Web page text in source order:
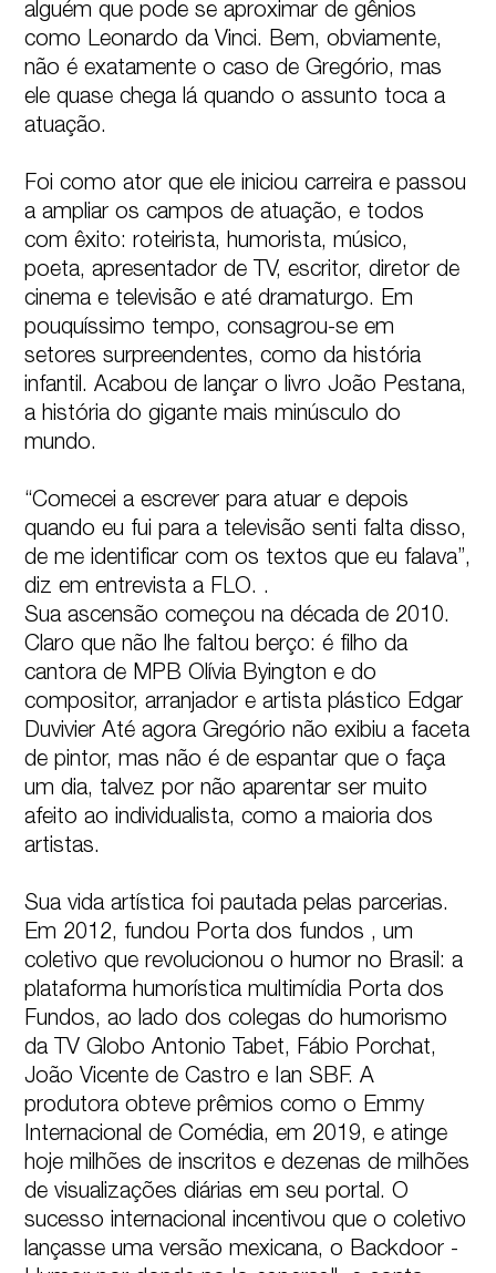
alguém que pode se aproximar de gênios
como Leonardo da Vinci. Bem, obviamente,
não é exatamente o caso de Gregório, mas
ele quase chega lá quando o assunto toca a
atuação.
Foi como ator que ele iniciou carreira e passou
a ampliar os campos de atuação, e todos
com êxito: roteirista, humorista, músico,
poeta, apresentador de TV, escritor, diretor de
cinema e televisão e até dramaturgo. Em
pouquíssimo tempo, consagrou-se em
setores surpreendentes, como da história
infantil. Acabou de lançar o livro João Pestana,
a história do gigante mais minúsculo do
mundo.
“Comecei a escrever para atuar e depois
quando eu fui para a televisão senti falta disso,
de me identificar com os textos que eu falava”,
diz em entrevista a FLO. .
Sua ascensão começou na década de 2010.
Claro que não lhe faltou berço: é filho da
cantora de MPB Olívia Byington e do
compositor, arranjador e artista plástico Edgar
Duvivier Até agora Gregório não exibiu a faceta
de pintor, mas não é de espantar que o faça
um dia, talvez por não aparentar ser muito
afeito ao individualista, como a maioria dos
artistas.
Sua vida artística foi pautada pelas parcerias.
Em 2012, fundou Porta dos fundos , um
coletivo que revolucionou o humor no Brasil: a
plataforma humorística multimídia Porta dos
Fundos, ao lado dos colegas do humorismo
da TV Globo Antonio Tabet, Fábio Porchat,
João Vicente de Castro e Ian SBF. A
produtora obteve prêmios como o Emmy
Internacional de Comédia, em 2019, e atinge
hoje milhões de inscritos e dezenas de milhões
de visualizações diárias em seu portal. O
sucesso internacional incentivou que o coletivo
lançasse uma versão mexicana, o Backdoor -